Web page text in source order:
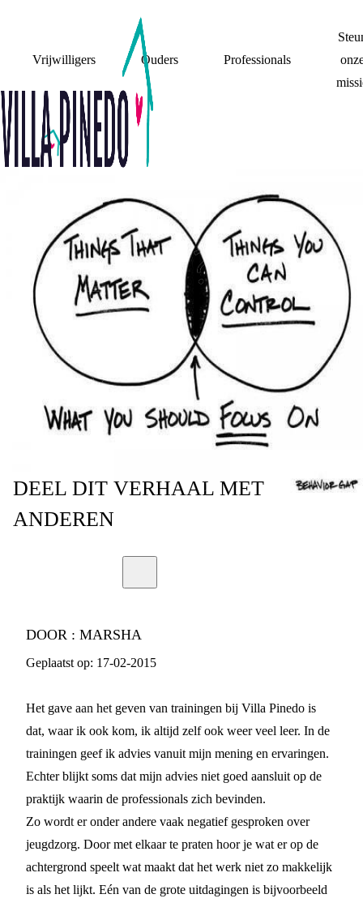
Vrijwilligers Ouders Professionals
MOGELIJKHEDEN
DEEL DIT VERHAAL MET
ANDEREN
DOOR : MARSHA
Geplaatst op: 17-02-2015
Het gave aan het geven van trainingen bij Villa Pinedo is
dat, waar ik ook kom, ik altijd zelf ook weer veel leer. In de
trainingen geef ik advies vanuit mijn mening en ervaringen.
Echter blijkt soms dat mijn advies niet goed aansluit op de
praktijk waarin de professionals zich bevinden.
Zo wordt er onder andere vaak negatief gesproken over
jeugdzorg. Door met elkaar te praten hoor je wat er op de
achtergrond speelt wat maakt dat het werk niet zo makkelijk
is als het lijkt. Eén van de grote uitdagingen is bijvoorbeeld